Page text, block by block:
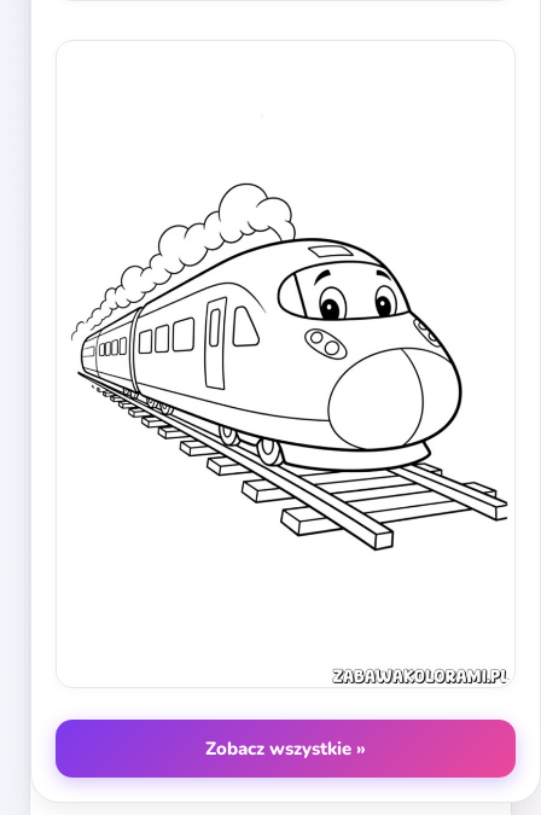
Zobacz wszystkie »